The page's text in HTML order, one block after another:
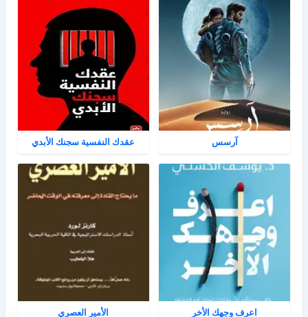
آرسس عقدك النفسية سجنك الأبدي
اعرف وجهك الأخر الأمير العصري